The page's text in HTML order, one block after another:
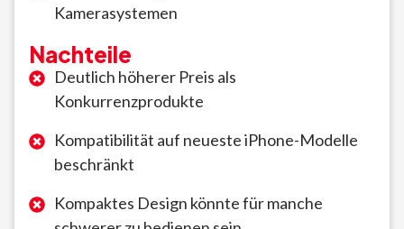
Kamerasystemen
Nachteile
Deutlich höherer Preis als
Konkurrenzprodukte
Kompatibilität auf neueste iPhone-Modelle
beschränkt
Kompaktes Design könnte für manche